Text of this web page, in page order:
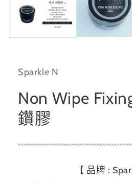
窗
中
開
檔
Sparkle N
Non Wipe
鑽膠
【 品牌 :